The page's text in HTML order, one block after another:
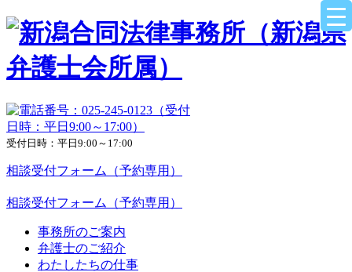
受付日時：平日9:00～17:00
相談受付フォーム（予約専用）
相談受付フォーム（予約専用）
事務所のご案内
弁護士のご紹介
わたしたちの仕事